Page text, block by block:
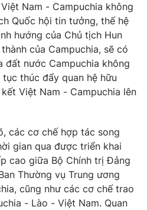
hình Việt Nam
báo điện tử số 483/GP-BTTTT
Nam - Campuchia không
Quốc hội tin tưởng, thế hệ
hướng của Chủ tịch Hun
của Campuchia, sẽ có
đất nước Campuchia không
thúc đẩy quan hệ hữu
Việt Nam - Campuchia lên
các cơ chế hợp tác song
gian qua được triển khai
cao giữa Bộ Chính trị Đảng
Thường vụ Trung ương
cũng như các cơ chế trao
- Lào - Việt Nam. Quan